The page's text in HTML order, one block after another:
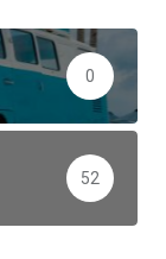
0
52